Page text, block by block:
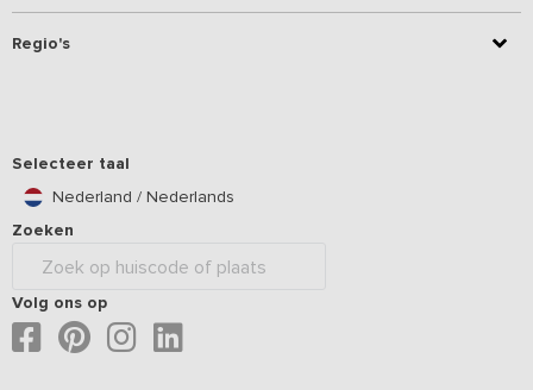
Regio's
Selecteer taal
Nederland / Nederlands
Zoeken
Volg ons op